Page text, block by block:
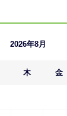
2026年8月
木 金